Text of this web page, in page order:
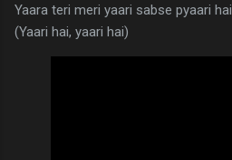
Yaara teri meri yaari sabse pyaari hai
(Yaari hai, yaari hai)